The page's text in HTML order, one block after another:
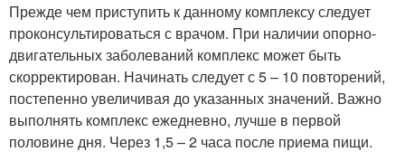
Прежде чем приступить к данному комплексу следует
проконсультироваться с врачом. При наличии опорно-
двигательных заболеваний комплекс может быть
скорректирован. Начинать следует с 5 – 10 повторений,
постепенно увеличивая до указанных значений. Важно
выполнять комплекс ежедневно, лучше в первой
половине дня. Через 1,5 – 2 часа после приема пищи.